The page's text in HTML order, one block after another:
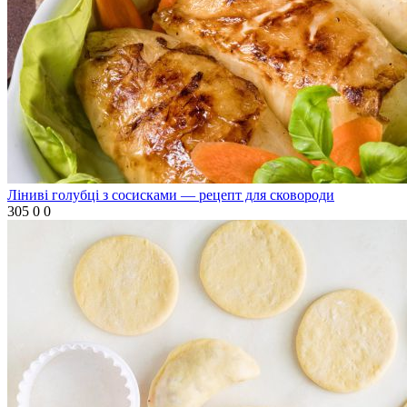
Ліниві голубці з сосисками — рецепт для сковороди
305 0 0